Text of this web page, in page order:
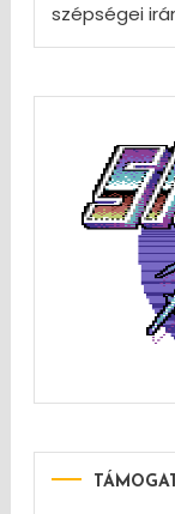
szépségei